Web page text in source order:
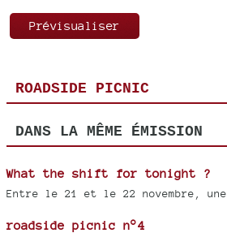
ROADSIDE PICNIC
DANS LA MÊME ÉMISSION
What the shift for tonight ?
Entre le 21 et le 22 novembre, une
roadside picnic n°4